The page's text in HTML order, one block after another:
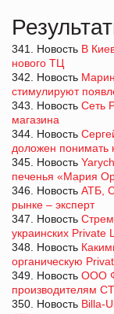
341. Новость В
нового ТЦ
342. Новость
стимулируют
343. Новость Сеть
магазина
344. Новость
доложен понимать
345. Новость
печенья «Мария
346. Новость АТБ,
рынке – эксперт
347. Новость
украинских Private
348. Новость
органическую
349. Новость ООО
производителям
350. Новость Billa-